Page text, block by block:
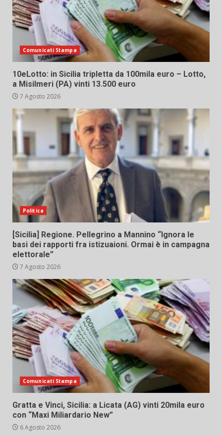
Comunicati Stampa
10eLotto: in Sicilia tripletta da 100mila euro – Lotto,
a Misilmeri (PA) vinti 13.500 euro
7 Agosto 2026
Politica
[Sicilia] Regione. Pellegrino a Mannino “Ignora le
basi dei rapporti fra istizuaioni. Ormai è in campagna
elettorale”
7 Agosto 2026
Comunicati Stampa
Gratta e Vinci, Sicilia: a Licata (AG) vinti 20mila euro
con “Maxi Miliardario New”
6 Agosto 2026